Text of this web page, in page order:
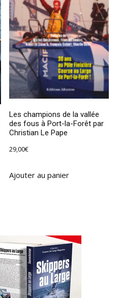
Les champions de la vallée
des fous à Port-la-Forêt par
Christian Le Pape
29,00€
Ajouter au panier